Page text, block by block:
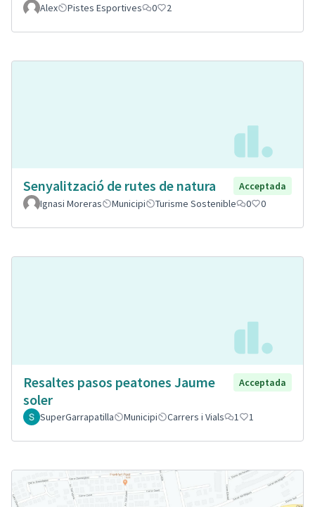
Alex Pistes Esportives 0 2
Senyalització de rutes de natura
Acceptada
Ignasi Moreras
Municipi Turisme Sostenible 0 0
Resaltes pasos peatones Jaume
soler
Acceptada
SuperGarrapatilla Municipi Carrers i Vials 1 1